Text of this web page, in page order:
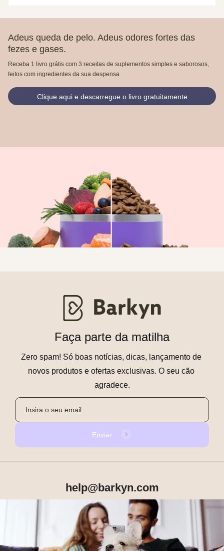
Adeus queda de pelo. Adeus odores fortes das
fezes e gases.
Receba 1 livro grátis com 3 receitas de suplementos simples e saborosos,
feitos com ingredientes da sua despensa
Clique aqui e descarregue o livro gratuitamente
Faça parte da matilha
Zero spam! Só boas notícias, dicas, lançamento de
novos produtos e ofertas exclusivas. O seu cão
agradece.
Enviar
help@barkyn.com